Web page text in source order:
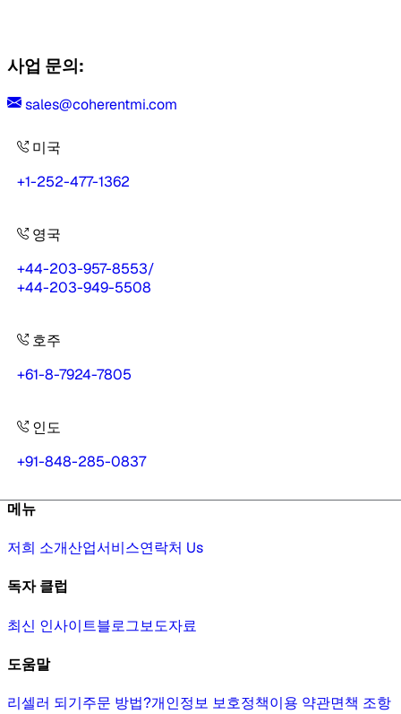
사업 문의:
sales@coherentmi.com
미국
+1-252-477-1362
영국
+44-203-957-8553/
+44-203-949-5508
호주
+61-8-7924-7805
인도
+91-848-285-0837
메뉴
저희 소개산업서비스연락처 Us
독자 클럽
최신 인사이트블로그보도자료
도움말
리셀러 되기주문 방법?개인정보 보호정책이용 약관면책 조항